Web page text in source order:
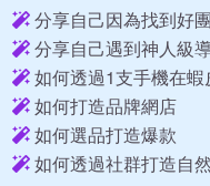
分享自己因為找到好
分享自己遇到神人級
如何透過1支手機在蝦
如何打造品牌網店
如何選品打造爆款
如何透過社群打造自